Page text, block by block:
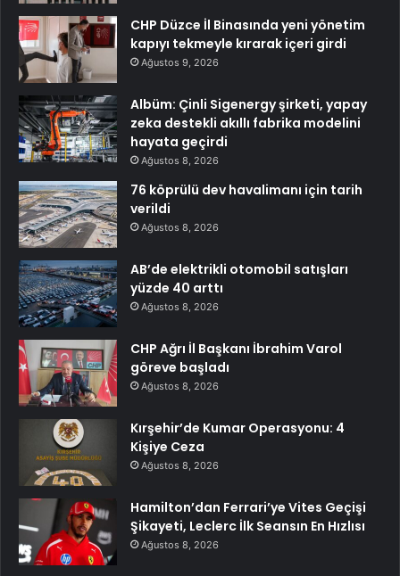
CHP Düzce İl Binasında yeni yönetim
kapıyı tekmeyle kırarak içeri girdi
Ağustos 9, 2026
Albüm: Çinli Sigenergy şirketi, yapay
zeka destekli akıllı fabrika modelini
hayata geçirdi
Ağustos 8, 2026
76 köprülü dev havalimanı için tarih
verildi
Ağustos 8, 2026
AB’de elektrikli otomobil satışları
yüzde 40 arttı
Ağustos 8, 2026
CHP Ağrı İl Başkanı İbrahim Varol
göreve başladı
Ağustos 8, 2026
Kırşehir’de Kumar Operasyonu: 4
Kişiye Ceza
Ağustos 8, 2026
Hamilton’dan Ferrari’ye Vites Geçişi
Şikayeti, Leclerc İlk Seansın En Hızlısı
Ağustos 8, 2026